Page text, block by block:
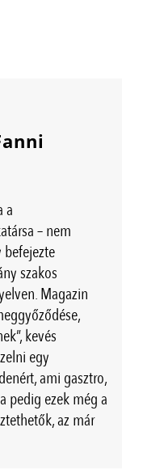
a
– nem
szakos
Magazin
kevés
egy
ami gasztro,
pedig ezek még a
az már